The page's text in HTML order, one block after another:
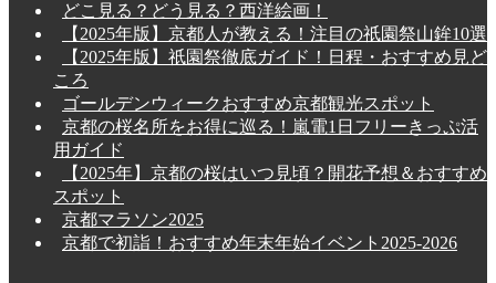
どこ見る？どう見る？西洋絵画！
【2025年版】京都人が教える！注目の祇園祭山鉾10選
【2025年版】祇園祭徹底ガイド！日程・おすすめ見ど
ころ
ゴールデンウィークおすすめ京都観光スポット
京都の桜名所をお得に巡る！嵐電1日フリーきっぷ活
用ガイド
【2025年】京都の桜はいつ見頃？開花予想＆おすすめ
スポット
京都マラソン2025
京都で初詣！おすすめ年末年始イベント2025-2026